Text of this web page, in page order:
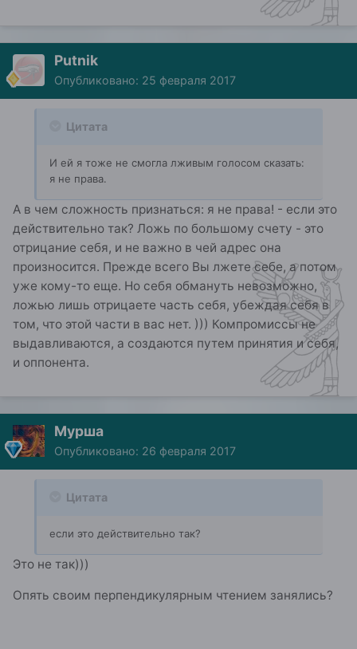
Putnik
Опубликовано: 25 февраля 2017
Цитата
И ей я тоже не смогла лживым голосом сказать:
я не права.
А в чем сложность признаться: я не права! - если это
действительно так? Ложь по большому счету - это
отрицание себя, и не важно в чей адрес она
произносится. Прежде всего Вы лжете себе, а потом
уже кому-то еще. Но себя обмануть невозможно,
ложью лишь отрицаете часть себя, убеждая себя в
том, что этой части в вас нет. ))) Компромиссы не
выдавливаются, а создаются путем принятия и себя,
и оппонента.
Мурша
Опубликовано: 26 февраля 2017
Цитата
если это действительно так?
Это не так)))
Опять своим перпендикулярным чтением занялись?